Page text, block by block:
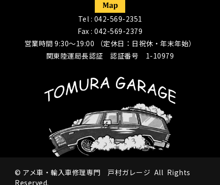
Tel : 042-569-2351
Fax : 042-569-2379
営業時間 9:30〜19:00 （定休日：日祝休・年末年始）
関東陸運局長認証 認証番号 1-10979
© アメ車・輸入車修理専門 戸村ガレージ All Rights
Reserved.